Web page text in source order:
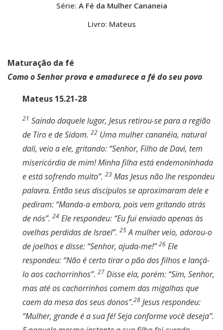
Série: A Fé da Mulher Cananeia
Livro: Mateus
Maturação da fé
Como o Senhor prova e amadurece a fé do seu povo
Mateus 15.21-28
21 Saindo daquele lugar, Jesus retirou-se para a região
de Tiro e de Sidom. 22 Uma mulher cananéia, natural
dali, veio a ele, gritando: “Senhor, Filho de Davi, tem
misericórdia de mim! Minha filha está endemoninhada
e está sofrendo muito”. 23 Mas Jesus não lhe respondeu
palavra. Então seus discípulos se aproximaram dele e
pediram: “Manda-a embora, pois vem gritando atrás
de nós”. 24 Ele respondeu: “Eu fui enviado apenas às
ovelhas perdidas de Israel”. 25A mulher veio, adorou-o
de joelhos e disse: “Senhor, ajuda-me!”26 Ele
respondeu: “Não é certo tirar o pão dos filhos e lançá-
lo aos cachorrinhos”. 27 Disse ela, porém: “Sim, Senhor,
mas até os cachorrinhos comem das migalhas que
caem da mesa dos seus donos”.28 Jesus respondeu:
“Mulher, grande é a sua fé! Seja conforme você deseja”.